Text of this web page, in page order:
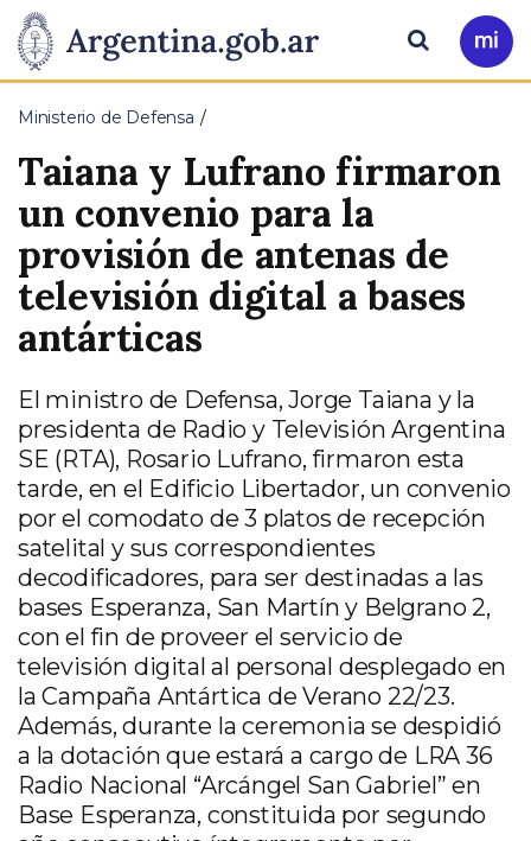
Presidencia
de
la
Nación
Pasar al contenido principal
Ir
a
Buscar
Ministerio de Defensa
Taiana y Lufrano firmaron
un convenio para la
provisión de antenas de
televisión digital a bases
antárticas
El ministro de Defensa, Jorge Taiana y la
presidenta de Radio y Televisión Argentina
SE (RTA), Rosario Lufrano, firmaron esta
tarde, en el Edificio Libertador, un convenio
por el comodato de 3 platos de recepción
satelital y sus correspondientes
decodificadores, para ser destinadas a las
bases Esperanza, San Martín y Belgrano 2,
con el fin de proveer el servicio de
televisión digital al personal desplegado en
la Campaña Antártica de Verano 22/23.
Además, durante la ceremonia se despidió
a la dotación que estará a cargo de LRA 36
Radio Nacional “Arcángel San Gabriel” en
Base Esperanza, constituida por segundo